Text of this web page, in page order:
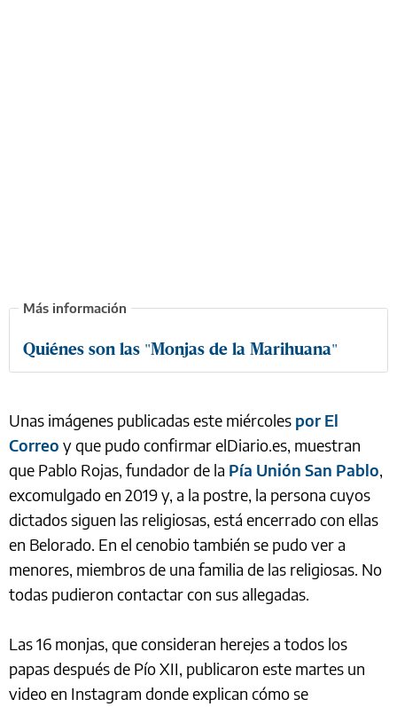
Quiénes son las "Monjas de la Marihuana"
Unas imágenes publicadas este miércoles por El
Correo y que pudo confirmar elDiario.es, muestran
que Pablo Rojas, fundador de la Pía Unión San Pablo,
excomulgado en 2019 y, a la postre, la persona cuyos
dictados siguen las religiosas, está encerrado con ellas
en Belorado. En el cenobio también se pudo ver a
menores, miembros de una familia de las religiosas. No
todas pudieron contactar con sus allegadas.
Las 16 monjas, que consideran herejes a todos los
papas después de Pío XII, publicaron este martes un
video en Instagram donde explican cómo se